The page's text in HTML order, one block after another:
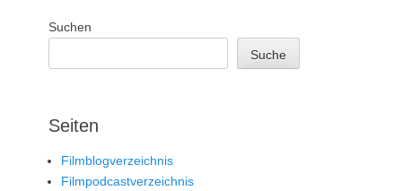
Suchen
Suche
Seiten
Filmblogverzeichnis
Filmpodcastverzeichnis